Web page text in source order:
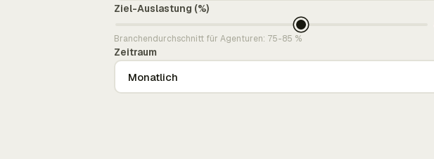
Ziel-Auslastung (%)
Branchendurchschnitt für Agenturen: 75-85 %
Zeitraum